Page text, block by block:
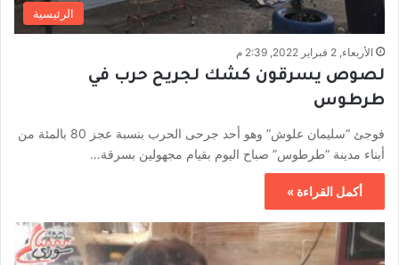
الرئيسية
الأربعاء, 2 فبراير 2022, 2:39 م
لصوص يسرقون كشك لجريح حرب في
طرطوس
فوجئ “سليمان علوش” وهو أحد جرحى الحرب بنسبة عجز 80 بالمئة من
أبناء مدينة “طرطوس” صباح اليوم بقيام مجهولين بسرقة…
أكمل القراءة »